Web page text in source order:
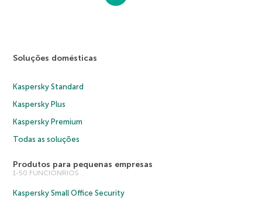
Soluções domésticas
Kaspersky Standard
Kaspersky Plus
Kaspersky Premium
Todas as soluções
Produtos para pequenas empresas
1-50 FUNCIONRIOS
Kaspersky Small Office Security